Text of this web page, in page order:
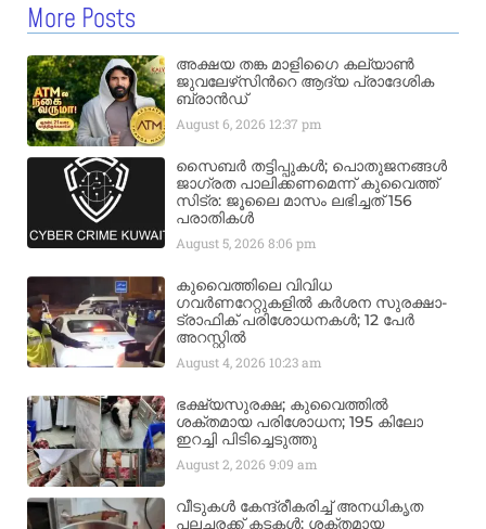
More Posts
അക്ഷയ തങ്ക മാളിഗൈ കല്യാണ്‍
ജുവലേഴ്‌സിന്‍റെ ആദ്യ പ്രാദേശിക
ബ്രാന്‍ഡ്
August 6, 2026 12:37 pm
സൈബർ തട്ടിപ്പുകൾ; പൊതുജനങ്ങൾ
ജാഗ്രത പാലിക്കണമെന്ന് കുവൈത്ത്
സിട്ര: ജൂലൈ മാസം ലഭിച്ചത് 156
പരാതികൾ
August 5, 20268:06 pm
കുവൈത്തിലെ വിവിധ
ഗവർണറേറ്റുകളിൽ കർശന സുരക്ഷാ-
ട്രാഫിക് പരിശോധനകൾ; 12 പേർ
അറസ്റ്റിൽ
August 4, 2026 10:23 am
ഭക്ഷ്യസുരക്ഷ; കുവൈത്തിൽ
ശക്തമായ പരിശോധന; 195 കിലോ
ഇറച്ചി പിടിച്ചെടുത്തു
August 2, 20269:09 am
വീടുകൾ കേന്ദ്രീകരിച്ച് അനധികൃത
പലചരക്ക് കടകൾ; ശക്തമായ